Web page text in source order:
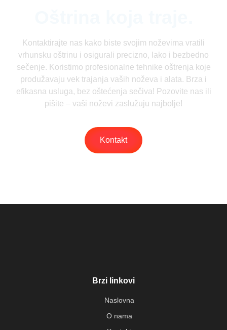
Kontaktirajte nas kako biste svojim noževima vratili
vrhunsku oštrinu i osigurali precizno, lako i bezbedno
sečenje. Koristimo profesionalne tehnike oštrenja koje
produžavaju vek trajanja vaših noževa i alata. Brza i
efikasna usluga, bez oštećenja sečiva! Pozovite nas ili
pišite – vaši noževi zaslužuju najbolje!
Kontakt
Brzi linkovi
Naslovna
O nama